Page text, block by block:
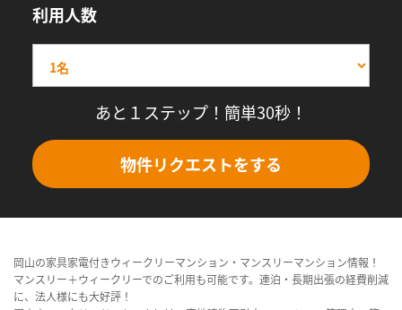
利用人数
あと１ステップ！簡単30秒！
物件リクエストをする
岡山の家具家電付きウィークリーマンション・マンスリーマンション情報！
マンスリー＋ウィークリーでのご利用も可能です。連泊・長期出張の経費削減
に、法人様にも大好評！